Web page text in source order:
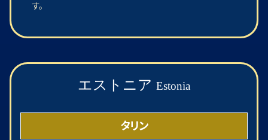
す。
エストニア Estonia
タリン